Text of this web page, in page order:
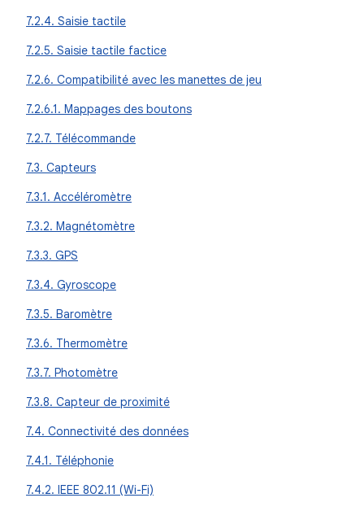
7.2.4. Saisie tactile
7.2.5. Saisie tactile factice
7.2.6. Compatibilité avec les manettes de jeu
7.2.6.1. Mappages des boutons
7.2.7. Télécommande
7.3. Capteurs
7.3.1. Accéléromètre
7.3.2. Magnétomètre
7.3.3. GPS
7.3.4. Gyroscope
7.3.5. Baromètre
7.3.6. Thermomètre
7.3.7. Photomètre
7.3.8. Capteur de proximité
7.4. Connectivité des données
7.4.1. Téléphonie
7.4.2. IEEE 802.11 (Wi-Fi)